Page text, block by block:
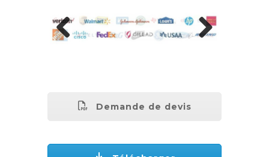
Demande de devis
Télécharger